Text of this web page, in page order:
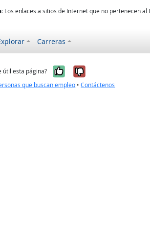
Los enlaces a sitios de Internet que no pertenecen
Carreras
útil esta página? Sí, fue útil
No, no fue
que buscan empleo •Contáctenos